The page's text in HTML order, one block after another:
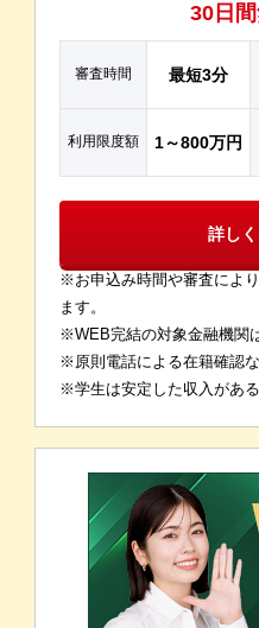
30日間
審査時間 最短3分
利用限度額 1～800万円
詳し
※お申込み時間や審査によ
ます。
※WEB完結の対象金融機関
※原則電話による在籍確認
※学生は安定した収入があ